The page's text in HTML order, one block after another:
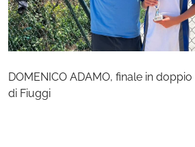
DOMENICO ADAMO, finale in
di Fiuggi